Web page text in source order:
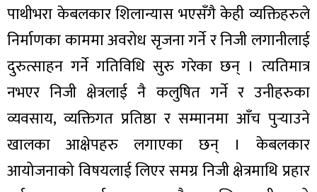
पाथीभरा केबलकार शिलान्यास भएसँगै केही व्यक्तिहरुले
निर्माणका काममा अवरोध सृजना गर्ने र निजी लगानीलाई
दुरुत्साहन गर्ने गतिविधि सुरु गरेका छन् । त्यतिमात्र
नभएर निजी क्षेत्रलाई नै कलुषित गर्ने र उनीहरुका
व्यवसाय, व्यक्तिगत प्रतिष्ठा र सम्मानमा आँच पुर्‍याउने
खालका आक्षेपहरु लगाएका छन् । केबलकार
आयोजनाको विषयलाई लिएर समग्र निजी क्षेत्रमाथि प्रहार